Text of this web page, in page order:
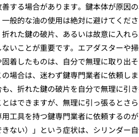
善する場合があります。鍵本体が原因
一般的な油の使用は絶対に避けてくだ
折れた鍵の破片、あるいは故意に入れ
ないことが重要です。エアダスターや
着したものは、自分で無理に取り出
の場合は、迷わず鍵専門業者に依頼し
も、折れた鍵の破片を自分で無理に引
はできますが、無理に引っ張るとさ
用工具を持つ鍵専門業者に依頼するの
ない）」という症状は、シリンダー